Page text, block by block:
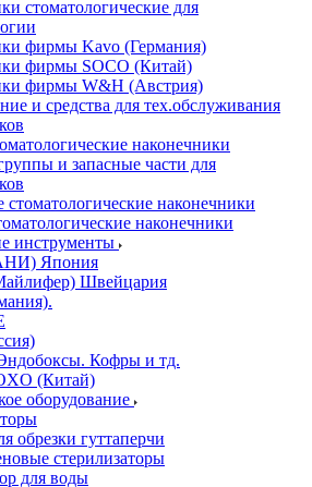
стоматологические для
фирмы Kavo (Германия)
фирмы SOCO (Китай)
фирмы W&H (Австрия)
и средства для тех.обслуживания
наконечники
и запасные части для
наконечники
наконечники
инструменты
Япония
Швейцария
Кофры и тд.
(Китай)
оборудование
обрезки гуттаперчи
стерилизаторы
для воды